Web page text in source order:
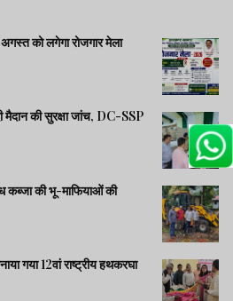
को लगेगा रोजगार मेला
मैदान की सुरक्षा जांच, DC-SSP
की भू-माफियाओं की
गया 12वां राष्ट्रीय हथकरघा